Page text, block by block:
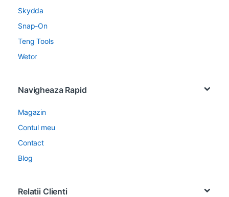
Skydda
Snap-On
Teng Tools
Wetor
Navigheaza Rapid
Magazin
Contul meu
Contact
Blog
Relatii Clienti